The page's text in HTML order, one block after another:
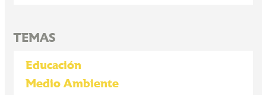
TEMAS
Educación
Medio Ambiente